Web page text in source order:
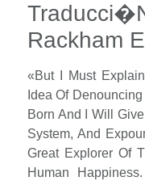
Rackham
«But I Must
Idea Of
Born And I Will
System, And
Great Explorer Of
Human